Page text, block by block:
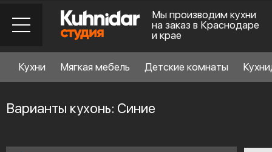
Мы производим кухни
на заказ в Краснодаре
и крае
Кухни Мягкая мебель Детские комнаты
Варианты кухонь: Синие